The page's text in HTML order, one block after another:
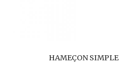
HAMEÇON SIMPLE